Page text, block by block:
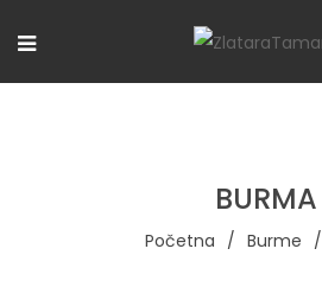
BURMA
Početna / Burme /